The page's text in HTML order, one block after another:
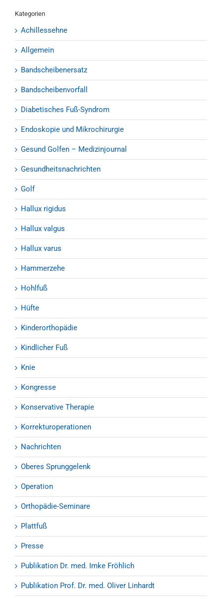
Kategorien
Achillessehne
Allgemein
Bandscheibenersatz
Bandscheibenvorfall
Diabetisches Fuß-Syndrom
Endoskopie und Mikrochirurgie
Gesund Golfen – Medizinjournal
Gesundheitsnachrichten
Golf
Hallux rigidus
Hallux valgus
Hallux varus
Hammerzehe
Hohlfuß
Hüfte
Kinderorthopädie
Kindlicher Fuß
Knie
Kongresse
Konservative Therapie
Korrekturoperationen
Nachrichten
Oberes Sprunggelenk
Operation
Orthopädie-Seminare
Plattfuß
Presse
Publikation Dr. med. Imke Fröhlich
Publikation Prof. Dr. med. Oliver Linhardt